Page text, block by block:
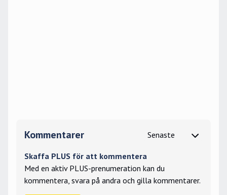
Kommentarer
Skaffa PLUS för att kommentera
Med en aktiv PLUS-prenumeration kan du
kommentera, svara på andra och gilla kommentarer.